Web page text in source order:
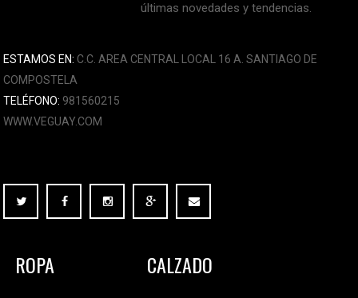
últimas novedades y tendencias.
ESTAMOS EN: C.C. AREA CENTRAL LOCAL 16 A. SANTIAGO DE
COMPOSTELA
TELÉFONO: 981560215
WWW.VEGUAY.COM
ROPA CALZADO